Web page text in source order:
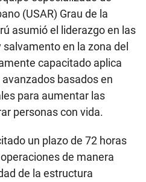
(USAR) Grau de la
asumió el liderazgo en las
en la zona del
capacitado aplica
basados en
para aumentar las
personas con vida.
un plazo de 72 horas
de manera
de la estructura